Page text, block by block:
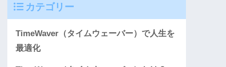
カテゴリー
TimeWaver（タイムウェーバー）で人生を
最適化